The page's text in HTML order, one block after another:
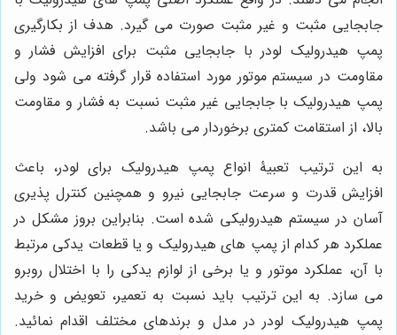
جابجایی مثبت و غیر مثبت صورت می گیرد. هدف از بکارگیری
پمپ هیدرولیک لودر با جابجایی مثبت برای افزایش فشار و
مقاومت در سیستم موتور مورد استفاده قرار گرفته می شود ولی
پمپ هیدرولیک با جابجایی غیر مثبت نسبت به فشار و مقاومت
بالا، از استقامت کمتری برخوردار می باشد.
به این ترتیب تعبیۀ انواع پمپ هیدرولیک برای لودر، باعث
افزایش قدرت و سرعت جابجایی نیرو و همچنین کنترل پذیری
آسان در سیستم هیدرولیکی شده است. بنابراین بروز مشکل در
عملکرد هر کدام از پمپ های هیدرولیک و یا قطعات یدکی مرتبط
با آن، عملکرد موتور و یا برخی از لوازم یدکی را با اختلال روبرو
می سازد. به این ترتیب باید نسبت به تعمیر، تعویض و خرید
پمپ هیدرولیک لودر در مدل و برندهای مختلف اقدام نمائید.